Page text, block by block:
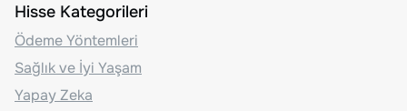
Hisse Kategorileri
Ödeme Yöntemleri
Sağlık ve İyi Yaşam
Yapay Zeka